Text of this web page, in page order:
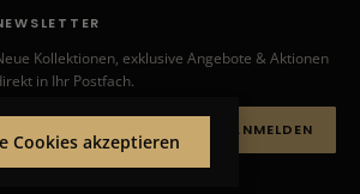
Kollektionen, exklusive Angebote & Aktionen
in Ihr Postfach.
ANMELDEN
Cookies akzeptieren